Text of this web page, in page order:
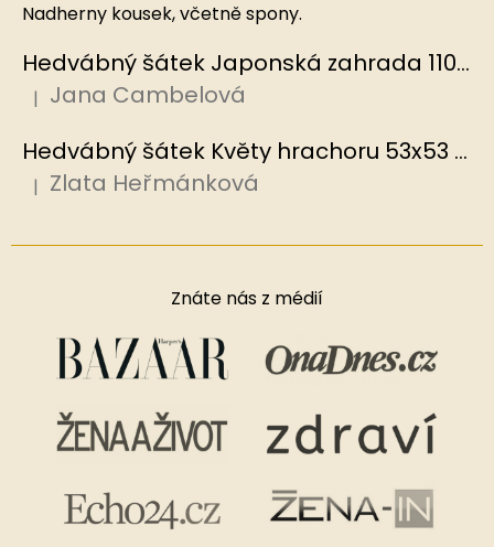
Nadherny kousek, včetně spony.
Hedvábný šátek Japonská zahrada 110x110 cm v dárkovém balení, HEDVÁBNÝ SVĚT
Hodnocení produktu je 5 z 5 hvězdiček.
| Jana Cambelová
Hedvábný šátek Květy hrachoru 53x53 cm v dárkovém balení, HEDVÁBNÝ SVĚT
Hodnocení produktu je 5 z 5 hvězdiček.
| Zlata Heřmánková
Znáte nás z médií